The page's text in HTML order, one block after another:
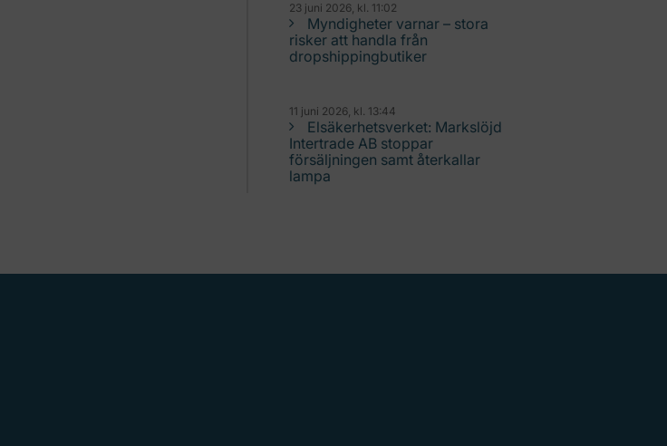
23 juni 2026, kl. 11:02
Myndigheter varnar – stora
risker att handla från
dropshippingbutiker
11 juni 2026, kl. 13:44
Elsäkerhetsverket: Markslöjd
Intertrade AB stoppar
försäljningen samt återkallar
lampa